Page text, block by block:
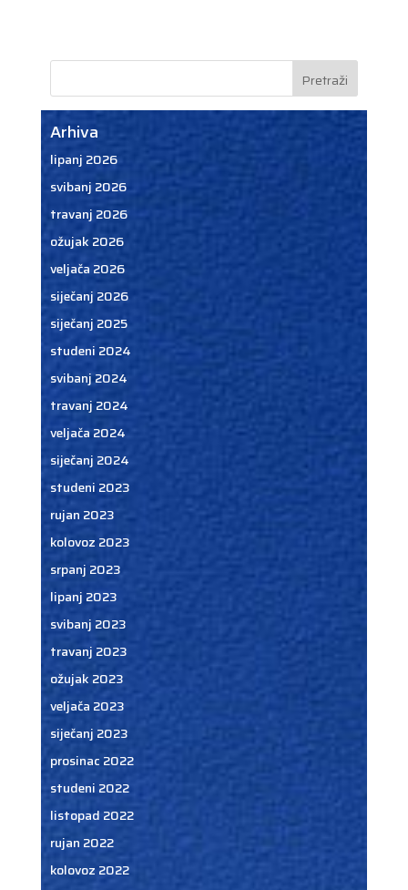
Arhiva
lipanj 2026
svibanj 2026
travanj 2026
ožujak 2026
veljača 2026
siječanj 2026
siječanj 2025
studeni 2024
svibanj 2024
travanj 2024
veljača 2024
siječanj 2024
studeni 2023
rujan 2023
kolovoz 2023
srpanj 2023
lipanj 2023
svibanj 2023
travanj 2023
ožujak 2023
veljača 2023
siječanj 2023
prosinac 2022
studeni 2022
listopad 2022
rujan 2022
kolovoz 2022